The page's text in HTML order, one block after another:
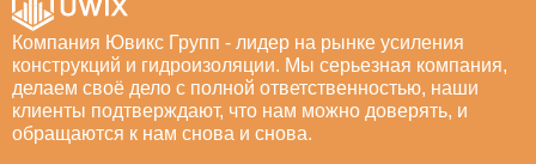
Компания Ювикс Групп - лидер на рынке усиления
конструкций и гидроизоляции. Мы серьезная компания,
делаем своё дело с полной ответственностью, наши
клиенты подтверждают, что нам можно доверять, и
обращаются к нам снова и снова.